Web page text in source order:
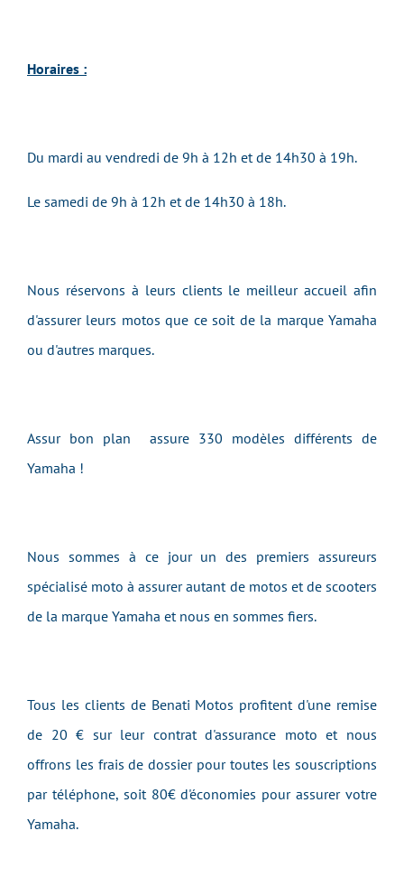
Horaires :
Du mardi au vendredi de 9h à 12h et de 14h30 à 19h.
Le samedi de 9h à 12h et de 14h30 à 18h.
Nous réservons à leurs clients le meilleur accueil afin
d'assurer leurs motos que ce soit de la marque Yamaha
ou d'autres marques.
Assur bon plan assure 330 modèles différents de
Yamaha !
Nous sommes à ce jour un des premiers assureurs
spécialisé moto à assurer autant de motos et de scooters
de la marque Yamaha et nous en sommes fiers.
Tous les clients de Benati Motos profitent d'une remise
de 20 € sur leur contrat d'assurance moto et nous
offrons les frais de dossier pour toutes les souscriptions
par téléphone, soit 80€ d'économies pour assurer votre
Yamaha.